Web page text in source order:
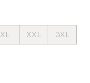
XL XXL
3XL